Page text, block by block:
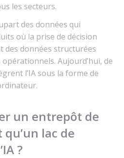
les secteurs.
des données qui
où la prise de décision
des données structurées
Aujourd’hui, de
l’IA sous la forme de
un entrepôt de
lac de
?